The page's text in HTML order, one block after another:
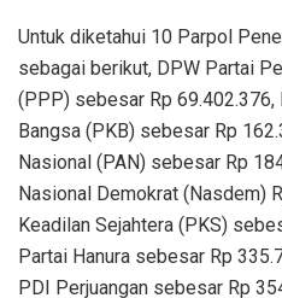
Untuk diketahui 10 Parpol
sebagai berikut, DPW Partai
(PPP) sebesar Rp 69.402.376,
Bangsa (PKB) sebesar Rp
Nasional (PAN) sebesar Rp
Nasional Demokrat (Nasdem)
Keadilan Sejahtera (PKS)
Partai Hanura sebesar Rp
PDI Perjuangan sebesar Rp